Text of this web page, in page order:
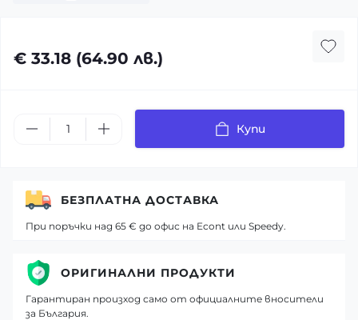
€ 33.18 (64.90 лв.)
Купи
БЕЗПЛАТНА ДОСТАВКА
При поръчки над 65 € до офис на Econt или Speedy.
ОРИГИНАЛНИ ПРОДУКТИ
Гарантиран произход само от официалните вносители
за България.